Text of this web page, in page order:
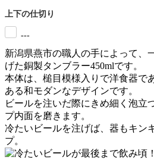
上下の仕切り
---
新潟県燕市の職人の手によって、
げた銅製タンブラー450mlです。
本体は、槌目模様入りで洋食器で
ある和モダンなデザインです。
ビールを注いだ際にきめ細く泡立
プ内面を磨きます。
冷たいビールを注げば、器もキン
プ。